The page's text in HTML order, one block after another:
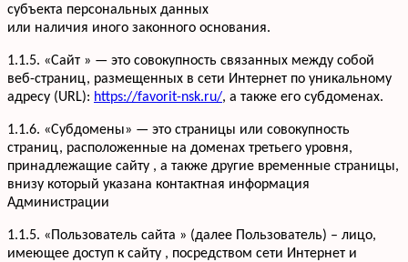
субъекта персональных данных
или наличия иного законного основания.
1.1.5. «Сайт » — это совокупность связанных между собой
веб-страниц, размещенных в сети Интернет по уникальному
адресу (URL): https://favorit-nsk.ru/, а также его субдоменах.
1.1.6. «Субдомены» — это страницы или совокупность
страниц, расположенные на доменах третьего уровня,
принадлежащие сайту , а также другие временные страницы,
внизу который указана контактная информация
Администрации
1.1.5. «Пользователь сайта » (далее Пользователь) – лицо,
имеющее доступ к сайту , посредством сети Интернет и